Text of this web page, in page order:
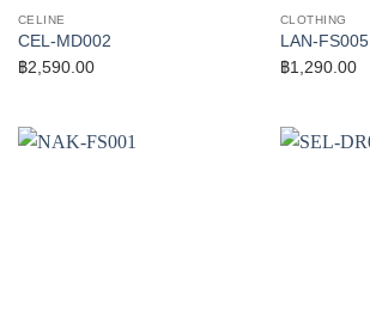
CELINE
CEL-MD002
฿2,590.00
CLOTHING
LAN-FS005
฿1,290.00